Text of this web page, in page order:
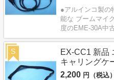
●アルインコ製の
能な ブームマイ
度のEME-30A中
EX-CC1 新品
キャリングケ
2,200 円（税込）
S